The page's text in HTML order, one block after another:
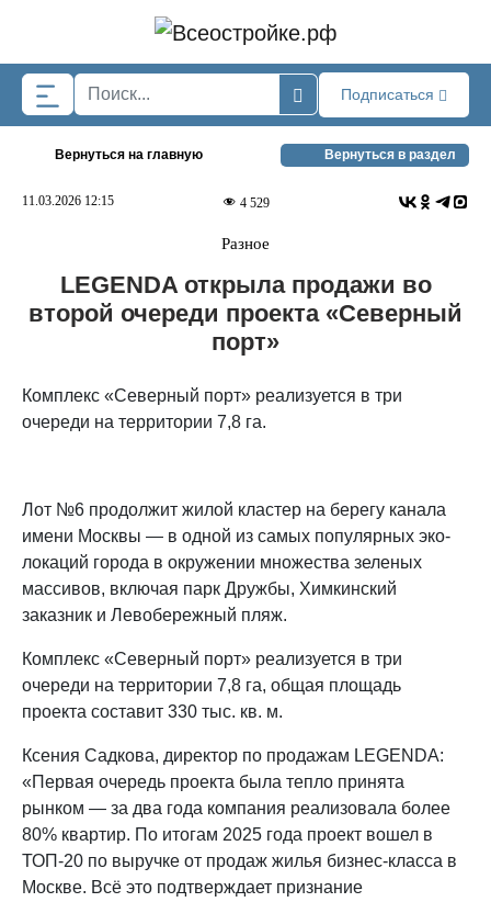
Подписаться
Вернуться на главную Вернуться в раздел
11.03.2026 12:15 4 529
Разное
LEGENDA открыла продажи во
второй очереди проекта «Северный
порт»
Комплекс «Северный порт» реализуется в три
очереди на территории 7,8 га.
Лот №6 продолжит жилой кластер на берегу канала
имени Москвы — в одной из самых популярных эко-
локаций города в окружении множества зеленых
массивов, включая парк Дружбы, Химкинский
заказник и Левобережный пляж.
Комплекс «Северный порт» реализуется в три
очереди на территории 7,8 га, общая площадь
проекта составит 330 тыс. кв. м.
Ксения Садкова, директор по продажам LEGENDA:
«Первая очередь проекта была тепло принята
рынком — за два года компания реализовала более
80% квартир. По итогам 2025 года проект вошел в
ТОП-20 по выручке от продаж жилья бизнес-класса в
Москве. Всё это подтверждает признание